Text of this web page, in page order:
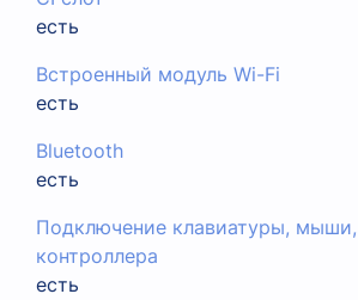
есть
Встроенный модуль Wi-Fi
есть
Bluetooth
есть
Подключение клавиатуры, мыши,
контроллера
есть